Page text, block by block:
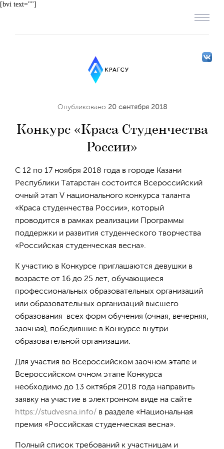
[bvi text=""]
Опубликовано 20 сентября 2018
Конкурс «Краса Студенчества
России»
С 12 по 17 ноября 2018 года в городе Казани
Республики Татарстан состоится Всероссийский
очный этап V национального конкурса таланта
«Краса студенчества России», который
проводится в рамках реализации Программы
поддержки и развития студенческого творчества
«Российская студенческая весна».
К участию в Конкурсе приглашаются девушки в
возрасте от 16 до 25 лет, обучающиеся
профессиональных образовательных организаций
или образовательных организаций высшего
образования всех форм обучения (очная, вечерняя,
заочная), победившие в Конкурсе внутри
образовательной организации.
Для участия во Всероссийском заочном этапе и
Всероссийском очном этапе Конкурса
необходимо до 13 октября 2018 года направить
заявку на участие в электронном виде на сайте
https://studvesna.info/ в разделе «Национальная
премия «Российская студенческая весна».
Полный список требований к участницам и